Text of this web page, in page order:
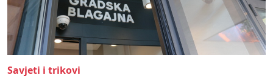
Savjeti i trikovi